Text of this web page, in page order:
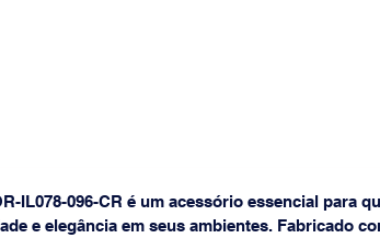
IL078-096-CR é um acessório essencial para
e elegância em seus ambientes. Fabricado